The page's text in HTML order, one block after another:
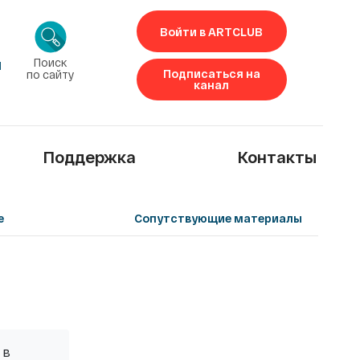
Поиск
по сайту
Войти в ARTCLUB
Подписаться на
канал
Поддержка Контакты
Сопутствующие материалы